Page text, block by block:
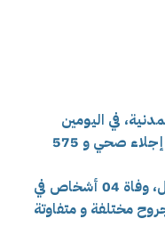
في اليومين
الأخيرين ب 4422 تدخل منها 3287 إجلاء صحي و 575
وسجلت الحماية المدنية في299 تدخل، وفاة 04 أشخاص في
344 آخرين بجروح مختلفة و متفاوتة